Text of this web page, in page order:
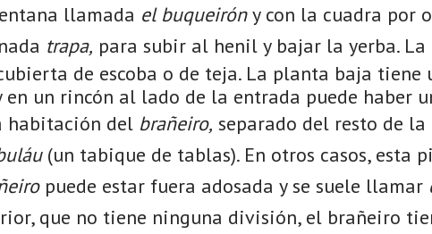
llamada el buqueiróny con la cuadra por
trapa, para subir al henil y bajar la yerba. La
de escoba o de teja. La planta baja tiene
en un rincón al lado de la entrada puede haber
habitación del brañeiro, separado del resto de
(un tabique de tablas). En otros casos, esta
puede estar fuera adosada y se suele llamar
que no tiene ninguna división, el brañeiro